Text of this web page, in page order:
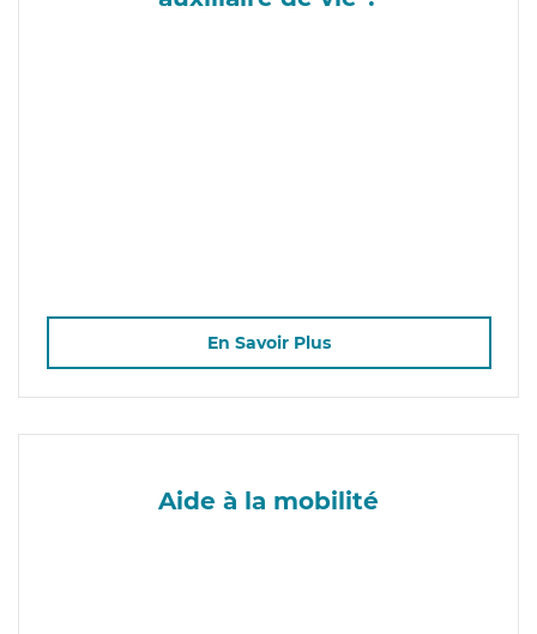
En Savoir Plus
Aide à la mobilité